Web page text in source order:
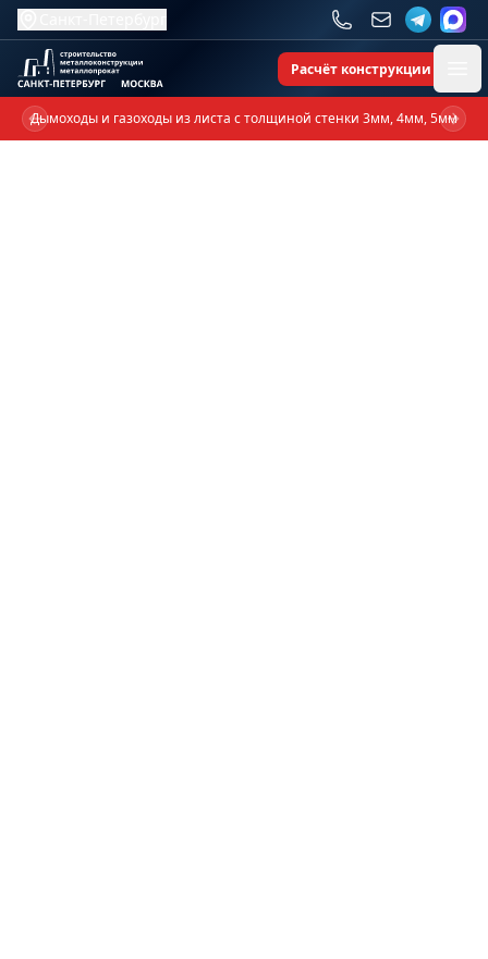
Расчёт конструкции
Дымоходы и газоходы из листа с толщиной стенки 3мм, 4мм, 5мм
Previous slide